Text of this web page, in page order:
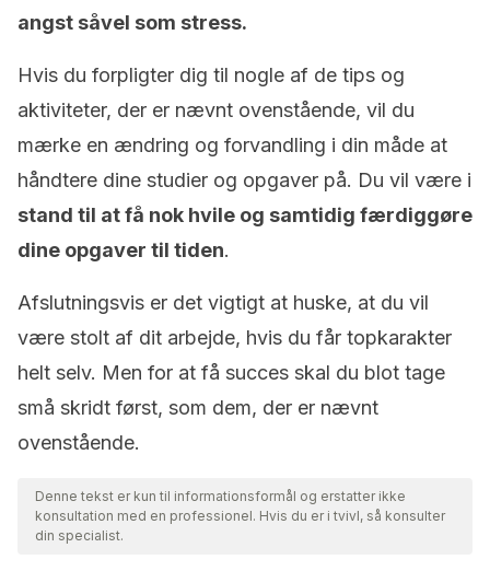
angst såvel som stress.
Hvis du forpligter dig til nogle af de tips og
aktiviteter, der er nævnt ovenstående, vil du
mærke en ændring og forvandling i din måde at
håndtere dine studier og opgaver på. Du vil være i
stand til at få nok hvile og samtidig færdiggøre
dine opgaver til tiden.
Afslutningsvis er det vigtigt at huske, at du vil
være stolt af dit arbejde, hvis du får topkarakter
helt selv. Men for at få succes skal du blot tage
små skridt først, som dem, der er nævnt
ovenstående.
Denne tekst er kun til informationsformål og erstatter ikke
konsultation med en professionel. Hvis du er i tvivl, så konsulter
din specialist.